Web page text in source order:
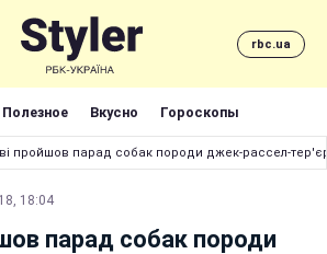
rbc.ua
Полезное Вкусно Гороскопы
пройшов парад собак породи джек-рассел-
18:04
парад собак породи